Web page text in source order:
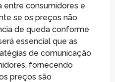
entre consumidores e
se os preços não
de queda conforme
essencial que as
de comunicação
fornecendo
preços são